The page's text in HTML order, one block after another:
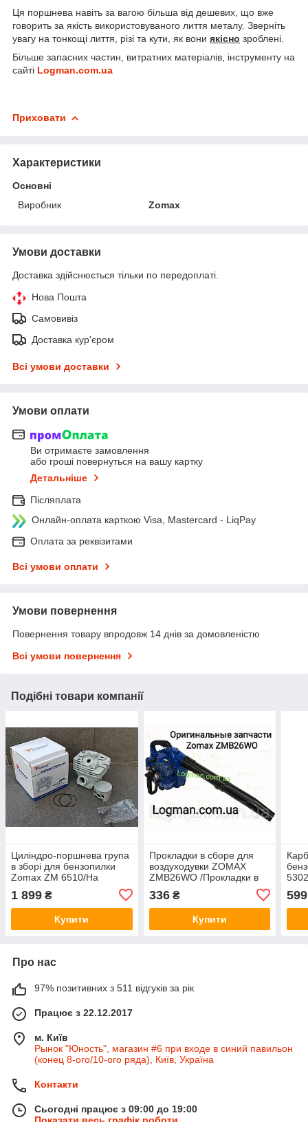
Ця поршнева навіть за вагою більша від дешевих, що вже
говорить за якість використовуваного лиття металу. Зверніть
увагу на тонкощі лиття, різі та кути, як вони якісно зроблені.
Більше запасних частин, витратних матеріалів, інструменту на
сайті Logman.com.ua
Приховати
Характеристики
Основні
Виробник
Zomax
Умови доставки
Доставка здійснюється тільки по передоплаті.
Нова Пошта
Самовивіз
Доставка кур'єром
Всі умови доставки
Умови оплати
Ви отримаєте замовлення
або гроші повернуться на вашу картку
Детальніше
Післяплата
Онлайн-оплата карткою Visa, Mastercard - LiqPay
Оплата за реквізитами
Всі умови оплати
Умови повернення
Повернення товару впродовж 14 днів за домовленістю
Всі умови повернення
Подібні товари компанії
Циліндро-поршнева група
в зборі для бензопилки
Zomax ZM 6510/На
1 899 ₴
Купити
Прокладки в сборе для
воздуходувки ZOMAX
ZMB26WO /Прокладки в
Зомакс ЗМБ26ВО
336₴
Купити
599
Про нас
97% позитивних з 511 відгуків за рік
Працює з 22.12.2017
м. Київ
Рынок "Юность", магазин #6 при входе в синий павильон
(конец 8-ого/10-ого ряда), Київ, Україна
Контакти
Сьогодні працює з 09:00 до 19:00
Показати весь графік роботи